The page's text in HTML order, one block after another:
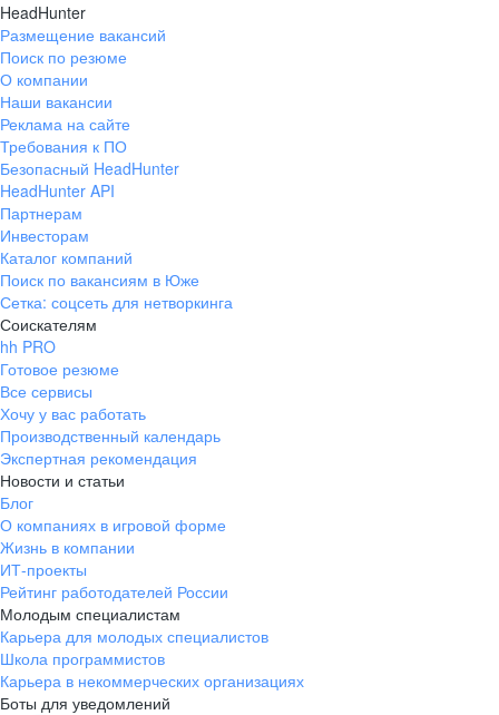
HeadHunter
Размещение вакансий
Поиск по резюме
О компании
Наши вакансии
Реклама на сайте
Требования к ПО
Безопасный HeadHunter
HeadHunter API
Партнерам
Инвесторам
Каталог компаний
Поиск по вакансиям в Юже
Сетка: соцсеть для нетворкинга
Соискателям
hh PRO
Готовое резюме
Все сервисы
Хочу у вас работать
Производственный календарь
Экспертная рекомендация
Новости и статьи
Блог
О компаниях в игровой форме
Жизнь в компании
ИТ-проекты
Рейтинг работодателей России
Молодым специалистам
Карьера для молодых специалистов
Школа программистов
Карьера в некоммерческих организациях
Боты для уведомлений